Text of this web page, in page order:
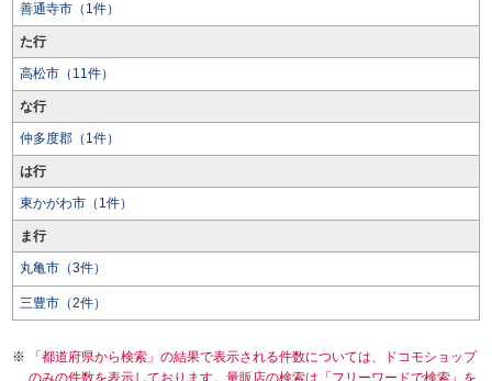
善通寺市（1件）
た行
高松市（11件）
な行
仲多度郡（1件）
は行
東かがわ市（1件）
ま行
丸亀市（3件）
三豊市（2件）
「都道府県から検索」の結果で表示される件数については、ドコモショップ
のみの件数を表示しております。量販店の検索は「フリーワードで検索」を